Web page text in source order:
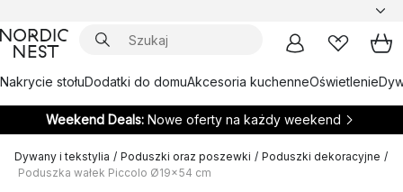
Nakrycie stołuDodatki do domuAkcesoria kuchenneOświetlenie
Weekend Deals: Nowe oferty na każdy weekend
Dywany i tekstylia / Poduszki oraz poszewki / Poduszki dekoracyjne /
Poduszka wałek Piccolo Ø19x54 cm